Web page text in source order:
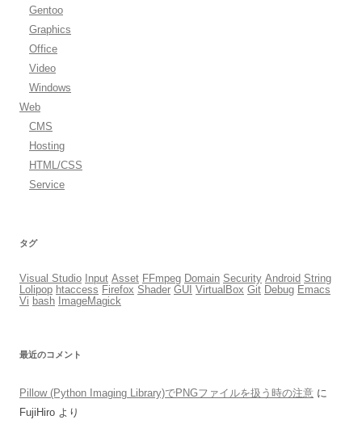
Gentoo
Graphics
Office
Video
Windows
Web
CMS
Hosting
HTML/CSS
Service
タグ
Visual Studio Input Asset FFmpeg Domain Security Android String
Lolipop htaccess Firefox Shader GUI VirtualBox Git Debug Emacs
Vi bash ImageMagick
最近のコメント
Pillow (Python Imaging Library)でPNGファイルを扱う時の注意 に
FujiHiro より